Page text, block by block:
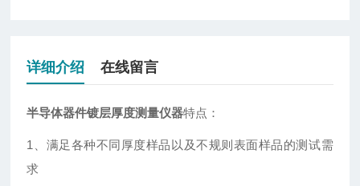
详细介绍 在线留言
半导体器件镀层厚度测量仪器特点：
1、满足各种不同厚度样品以及不规则表面样品的测试需
求